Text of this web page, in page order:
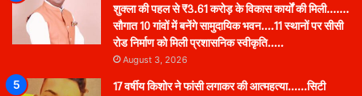
शुक्ला की पहल से ₹3.61 करोड़ के विकास कार्यों की मिली…….
सौगात 10 गांवों में बनेंगे सामुदायिक भवन….11 स्थानों पर सीसी
रोड निर्माण को मिली प्रशासनिक स्वीकृति…..
August 3, 2026
17 वर्षीय किशोर ने फांसी लगाकर की आत्महत्या……सिटी